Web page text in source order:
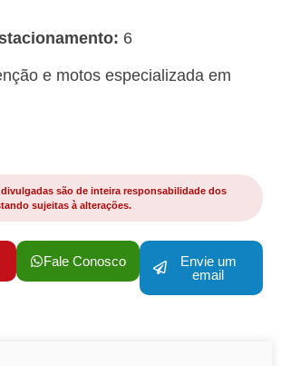
6
e motos especializada em
são de inteira responsabilidade dos
sujeitas à alterações.
Fale Conosco
Envie um
email